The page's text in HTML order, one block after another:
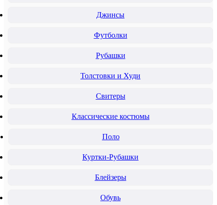
Джинсы
Футболки
Рубашки
Толстовки и Худи
Свитеры
Классические костюмы
Поло
Куртки-Рубашки
Блейзеры
Обувь